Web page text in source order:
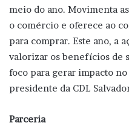
meio do ano. Movimenta
o comércio e oferece ao
para comprar. Este ano, a
valorizar os benefícios de
foco para gerar impacto
presidente da CDL
Parceria